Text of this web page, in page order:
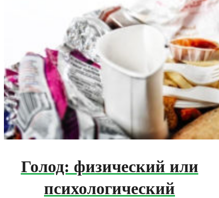
Голод: физический или
психологический